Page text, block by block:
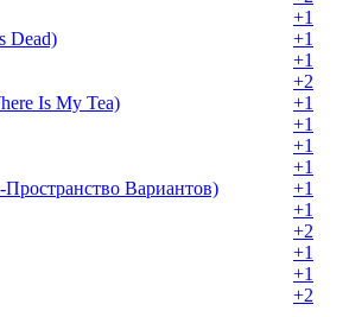
+1
Dead)
+1
+1
+2
Is My Tea)
+1
+1
+1
+1
Пространство Вариантов)
+1
+1
+2
+1
+1
+2